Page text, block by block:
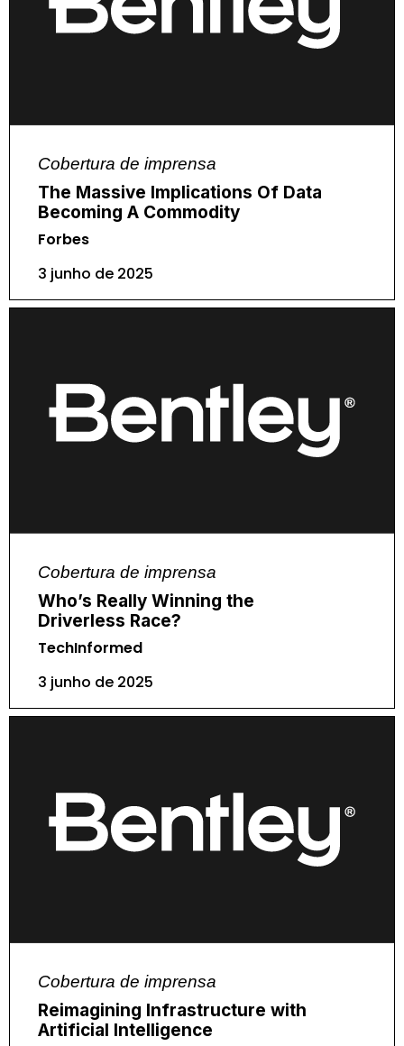
Cobertura de imprensa
The Massive Implications Of Data
Becoming A Commodity
Forbes
3 junho de 2025
Cobertura de imprensa
Who’s Really Winning the
Driverless Race?
TechInformed
3 junho de 2025
Cobertura de imprensa
Reimagining Infrastructure with
Artificial Intelligence